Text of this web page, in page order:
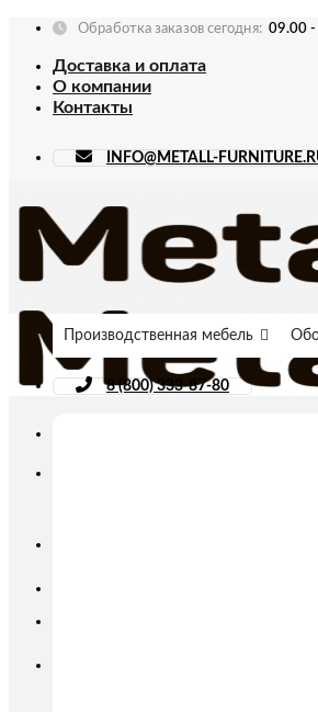
Skip
content
Обработка заказов сегодня: 09.00
Доставка и оплата
О компании
Контакты
INFO@METALL-
Производственная мебель
8 (800) 333-87-80